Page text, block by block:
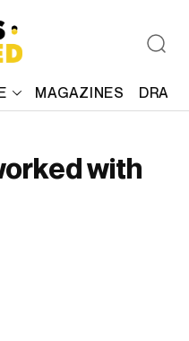
MAGAZINES
with